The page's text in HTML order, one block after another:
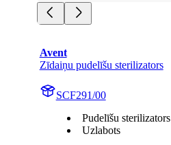
Avent
Zīdaiņu pudelīšu sterilizators
SCF291/00
Pudelīšu sterilizators
Uzlabots